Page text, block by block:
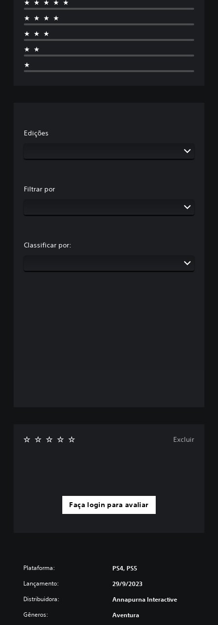
★★★★★
★★★★
★★★
★★
★
Edições
Filtrar por
Classificar por:
Faça login para avaliar
Excluir
Plataforma: PS4, PS5
Lançamento: 29/9/2023
Distribuidora: Annapurna Interactive
Gêneros: Aventura